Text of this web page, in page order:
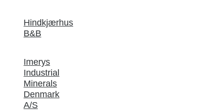
Hindkjærhus
B&B
Imerys
Industrial
Minerals
Denmark
A/S